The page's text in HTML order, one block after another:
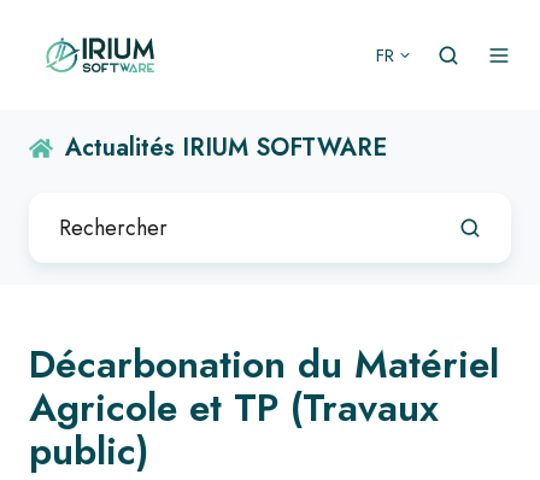
FR
Actualités IRIUM SOFTWARE
Décarbonation du Matériel
Agricole et TP (Travaux
public)